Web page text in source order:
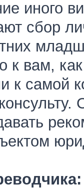
иного
сбор
к вам,
к самой